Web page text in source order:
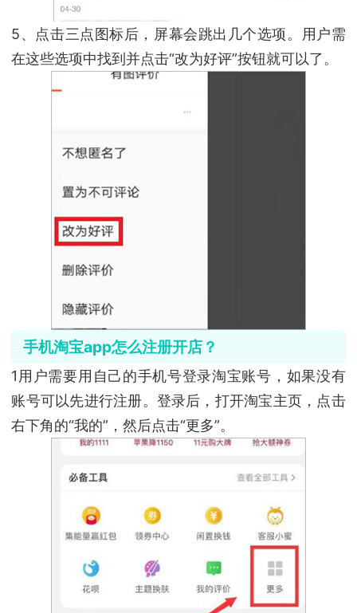
5、点击三点图标后，屏幕会跳出几个选项。用户需
在这些选项中找到并点击“改为好评”按钮就可以了。
手机淘宝app怎么注册开店？
1用户需要用自己的手机号登录淘宝账号，如果没有
账号可以先进行注册。登录后，打开淘宝主页，点击
右下角的“我的”，然后点击“更多”。